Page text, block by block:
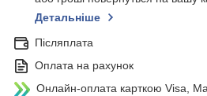
Детальніше
Післяплата
Оплата на рахунок
Онлайн-оплата карткою Visa,